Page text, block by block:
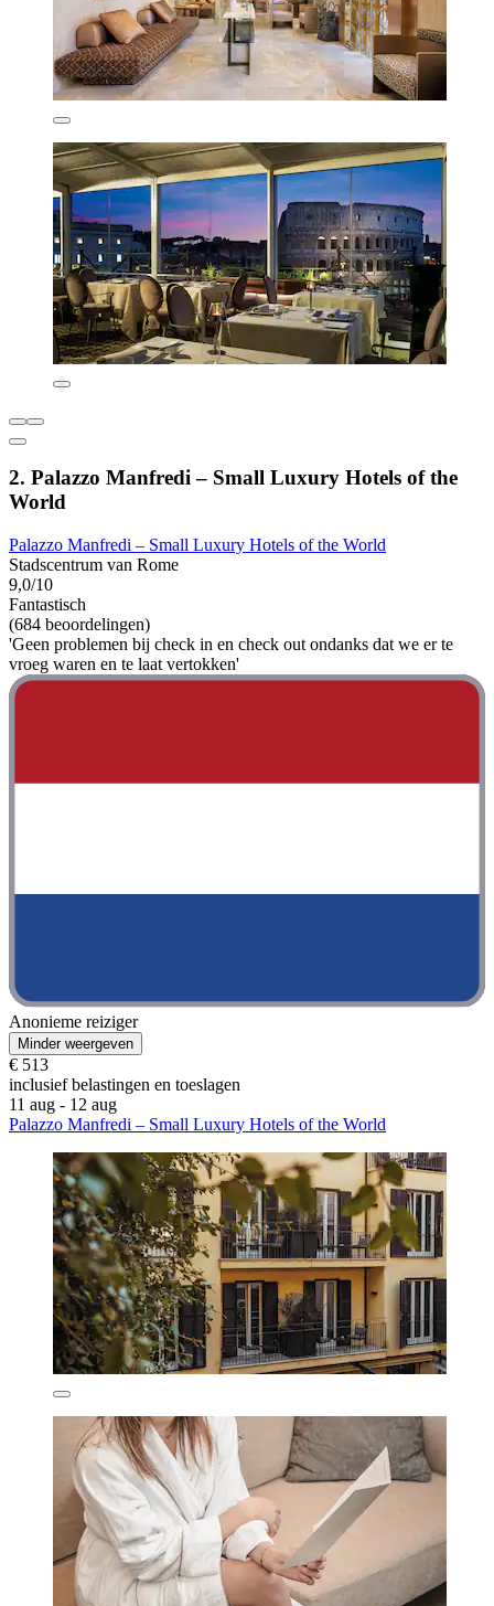
2. Palazzo Manfredi – Small Luxury Hotels of the
World
Palazzo Manfredi – Small Luxury Hotels of the World
Stadscentrum van Rome
9,0/10
Fantastisch
(684 beoordelingen)
'Geen problemen bij check in en check out ondanks dat we er te
vroeg waren en te laat vertokken'
Anonieme reiziger
Minder weergeven
€ 513
inclusief belastingen en toeslagen
11 aug - 12 aug
Palazzo Manfredi – Small Luxury Hotels of the World